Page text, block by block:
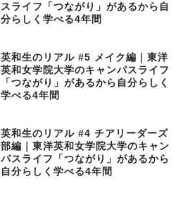
スライフ「つながり」があるから自
分らしく学べる4年間
英和生のリアル #5 メイク編｜東洋
英和女学院大学のキャンパスライフ
「つながり」があるから自分らしく
学べる4年間
英和生のリアル #4 チアリーダーズ
部編｜東洋英和女学院大学のキャン
パスライフ「つながり」があるから
自分らしく学べる4年間